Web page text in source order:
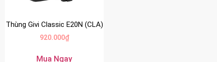
Thùng Givi Classic E20N (CLA)
920.000₫
Mua Ngay